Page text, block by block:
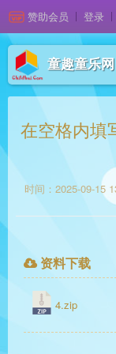
赞助会员 登录
童趣童乐网
在空格内填
时间：2025-09-15
资料下载
4.zip